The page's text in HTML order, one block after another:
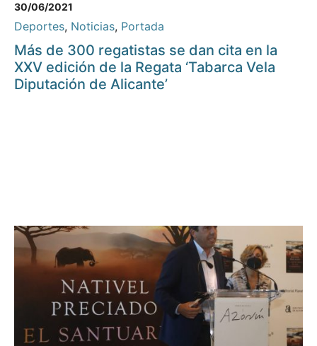
30/06/2021
Deportes, Noticias, Portada
Más de 300 regatistas se dan cita en la
XXV edición de la Regata ‘Tabarca Vela
Diputación de Alicante’